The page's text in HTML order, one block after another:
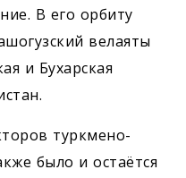
В его орбиту
велаяты
и Бухарская
туркмено-
было и остаётся